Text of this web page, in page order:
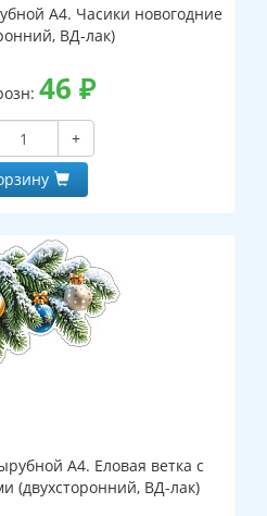
А4. Часики новогодние
ВД-лак)
46 ₽
+
А4. Еловая ветка с
(двухсторонний, ВД-лак)